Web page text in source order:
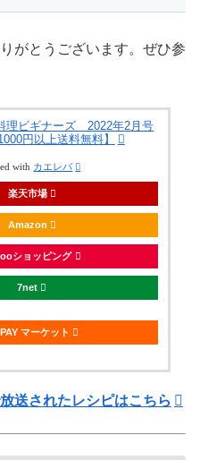
がとうございます。ぜひ参
理ビギナーズ 2022年2月号
円以上送料無料】
with カエレバ
楽天市場
Amazon
ショッピング
7net
マーケット
送されたレシピはこちら